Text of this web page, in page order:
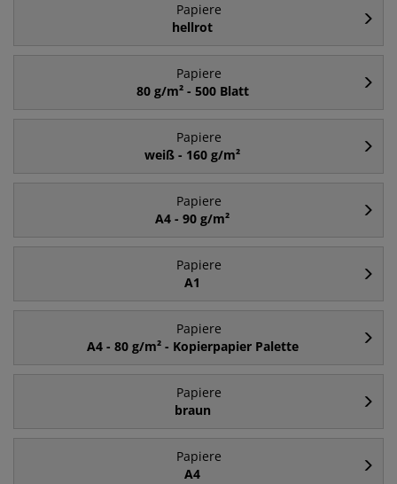
Papiere
hellrot
Papiere
80 g/m² - 500 Blatt
Papiere
weiß - 160 g/m²
Papiere
A4 - 90 g/m²
Papiere
A1
Papiere
A4 - 80 g/m² - Kopierpapier Palette
Papiere
braun
Papiere
A4